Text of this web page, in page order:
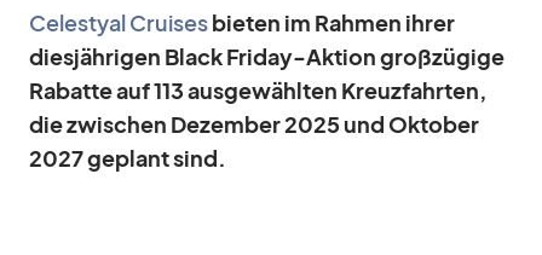
Ce­les­tyal Crui­sesbie­ten im Rah­men ih­rer
dies­jäh­ri­gen Black Fri­day-Ak­tion groß­zü­gige
Ra­batte auf 113 aus­ge­wähl­ten Kreuz­fahr­ten,
die zwi­schen De­zem­ber 2025 und Ok­to­ber
2027 ge­plant sind.